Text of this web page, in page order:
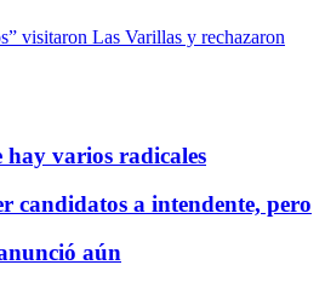
varios radicales
candidatos a intendente, pero
aún